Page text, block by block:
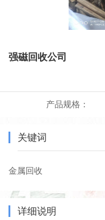
强磁回收公司
产品规格：
关键词
金属回收
详细说明